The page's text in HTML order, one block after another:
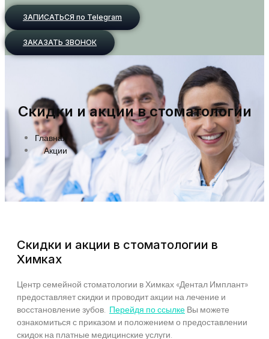
ЗАПИСАТЬСЯ по Telegram
ЗАКАЗАТЬ ЗВОНОК
Скидки и акции в стоматологии
Главная
Акции
Скидки и акции в стоматологии в
Химках
Центр семейной стоматологии в Химках «Дентал Имплант»
предоставляет скидки и проводит акции на лечение и
восстановление зубов. Перейдя по ссылкеВы можете
ознакомиться с приказом и положением о предоставлении
скидок на платные медицинские услуги.